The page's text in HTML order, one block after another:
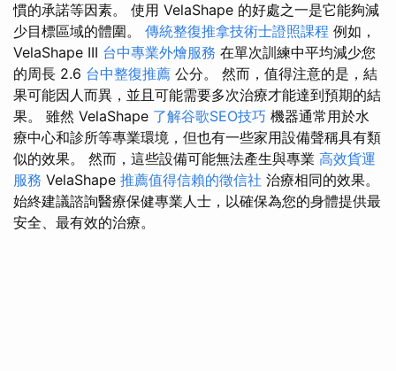
慣的承諾等因素。 使用 VelaShape 的好處之一是它能夠減
少目標區域的體圍。 傳統整復推拿技術士證照課程 例如，
VelaShape III 台中專業外燴服務 在單次訓練中平均減少您
的周長 2.6 台中整復推薦 公分。 然而，值得注意的是，結
果可能因人而異，並且可能需要多次治療才能達到預期的結
果。 雖然 VelaShape 了解谷歌SEO技巧 機器通常用於水
療中心和診所等專業環境，但也有一些家用設備聲稱具有類
似的效果。 然而，這些設備可能無法產生與專業 高效貨運
服務 VelaShape 推薦值得信賴的徵信社 治療相同的效果。
始終建議諮詢醫療保健專業人士，以確保為您的身體提供最
安全、最有效的治療。